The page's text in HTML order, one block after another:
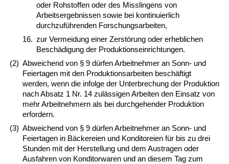
oder Rohstoffen oder des Misslingens von
Arbeitsergebnissen sowie bei kontinuierlich
durchzuführenden Forschungsarbeiten,
16. zur Vermeidung einer Zerstörung oder erheblichen
Beschädigung der Produktionseinrichtungen.
(2) Abweichend von § 9 dürfen Arbeitnehmer an Sonn- und
Feiertagen mit den Produktionsarbeiten beschäftigt
werden, wenn die infolge der Unterbrechung der Produktion
nach Absatz 1 Nr. 14 zulässigen Arbeiten den Einsatz von
mehr Arbeitnehmern als bei durchgehender Produktion
erfordern.
(3) Abweichend von § 9 dürfen Arbeitnehmer an Sonn- und
Feiertagen in Bäckereien und Konditoreien für bis zu drei
Stunden mit der Herstellung und dem Austragen oder
Ausfahren von Konditorwaren und an diesem Tag zum